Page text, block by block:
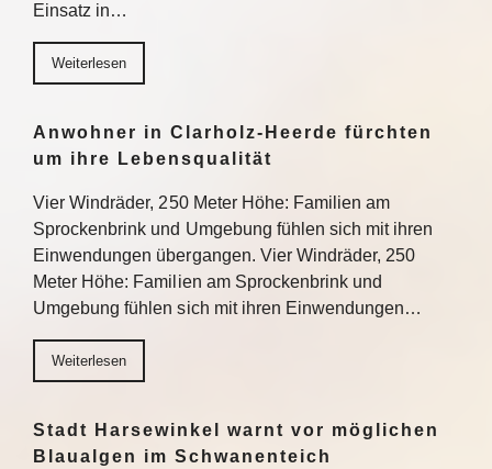
Einsatz in…
Weiterlesen
Anwohner in Clarholz-Heerde fürchten
um ihre Lebensqualität
Vier Windräder, 250 Meter Höhe: Familien am
Sprockenbrink und Umgebung fühlen sich mit ihren
Einwendungen übergangen. Vier Windräder, 250
Meter Höhe: Familien am Sprockenbrink und
Umgebung fühlen sich mit ihren Einwendungen…
Weiterlesen
Stadt Harsewinkel warnt vor möglichen
Blaualgen im Schwanenteich